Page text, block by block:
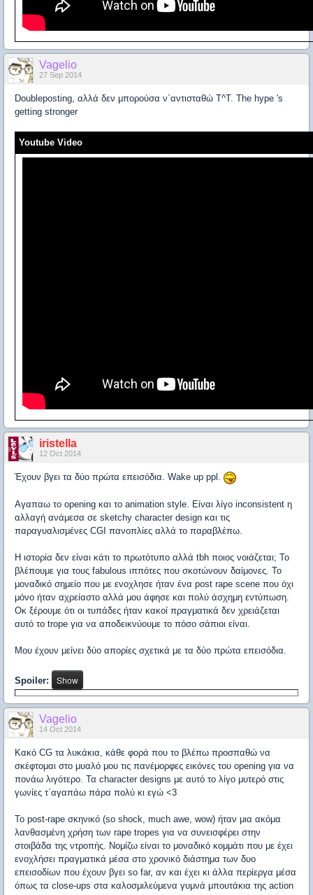
Vagelio
27 Sep 2014
Doubleposting, αλλά δεν μπορούσα ν΄αντισταθώ Τ^Τ. Τhe hype 's
getting stronger
Youtube Video
iristella
12 Oct 2014
Έχουν βγει τα δύο πρώτα επεισόδια. Wake up ppl.
Αγαπαω το opening και το animation style. Είναι λίγο inconsistent η
αλλαγή ανάμεσα σε sketchy character design και τις
παραγυαλισμένες CGI πανοπλίες αλλά το παραβλέπω.
Η ιστορία δεν είναι κάτι το πρωτότυπο αλλά tbh ποιος νοιάζεται; Το
βλέπουμε για τους fabulous ιππότες που σκοτώνουν δαίμονες. Το
μοναδικό σημείο που με ενοχλησε ήταν ένα post rape scene που όχι
μόνο ήταν αχρείαστο αλλά μου άφησε και πολύ άσχημη εντύπωση.
Οκ ξέρουμε ότι οι τυπάδες ήταν κακοί πραγματικά δεν χρειάζεται
αυτό το trope για να αποδεικνύουμε το πόσο σάπιοι είναι.
Μου έχουν μείνει δύο απορίες σχετικά με τα δύο πρώτα επεισόδια.
Spoiler:
Vagelio
14 Oct 2014
Κακό CG τα λυκάκια, κάθε φορά που το βλέπω προσπαθώ να
σκέφτομαι στο μυαλό μου τις πανέμορφες εικόνες του opening για να
πονάω λιγότερο. Τα character designs με αυτό το λίγο μυτερό στις
γωνίες τ΄αγαπάω πάρα πολύ κι εγώ <3
Το post-rape σκηνικό (so shock, much awe, wow) ήταν μια ακόμα
λανθασμένη χρήση των rape tropes για να συνεισφέρει στην
στοιβάδα της ντροπής. Νομίζω είναι το μοναδικό κομμάτι που με έχει
ενοχλήσει πραγματικά μέσα στο χρονικό διάστημα των δυο
επεισοδίων που έχουν βγει so far, αν και έχει κι άλλα περίεργα μέσα
όπως τα close-ups στα καλοσμιλεύμενα γυμνά μπουτάκια της action